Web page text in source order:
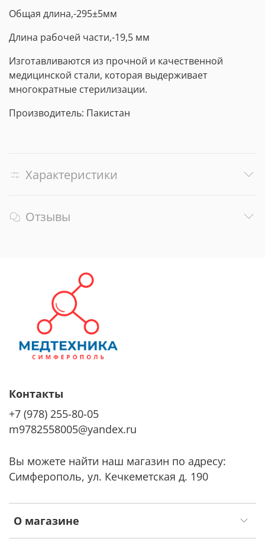
Общая длина,-295±5мм
Длина рабочей части,-19,5 мм
Изготавливаются из прочной и качественной
медицинской стали, которая выдерживает
многократные стерилизации.
Производитель: Пакистан
Характеристики
Отзывы
О магазине
Контакты
+7 (978) 255-80-05
m9782558005@yandex.ru
Вы можете найти наш магазин по адресу:
Симферополь, ул. Кечкеметская д. 190